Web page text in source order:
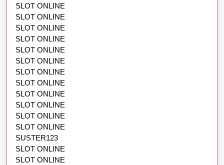
SLOT ONLINE
SLOT ONLINE
SLOT ONLINE
SLOT ONLINE
SLOT ONLINE
SLOT ONLINE
SLOT ONLINE
SLOT ONLINE
SLOT ONLINE
SLOT ONLINE
SLOT ONLINE
SLOT ONLINE
SUSTER123
SLOT ONLINE
SLOT ONLINE